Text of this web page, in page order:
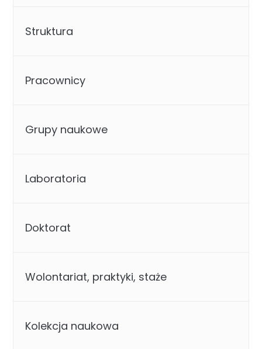
Struktura
Pracownicy
Grupy naukowe
Laboratoria
Doktorat
Wolontariat, praktyki, staże
Kolekcja naukowa